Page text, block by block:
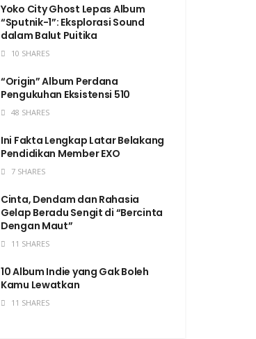
Yoko City Ghost Lepas Album
“Sputnik-1”: Eksplorasi Sound
dalam Balut Puitika
10 SHARES
“Origin” Album Perdana
Pengukuhan Eksistensi 510
48 SHARES
Ini Fakta Lengkap Latar Belakang
Pendidikan Member EXO
7 SHARES
Cinta, Dendam dan Rahasia
Gelap Beradu Sengit di “Bercinta
Dengan Maut”
11 SHARES
10 Album Indie yang Gak Boleh
Kamu Lewatkan
11 SHARES